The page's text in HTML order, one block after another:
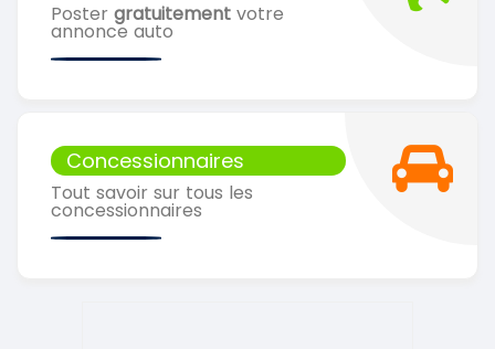
Poster gratuitement votre
annonce auto
Concessionnaires
Tout savoir sur tous les
concessionnaires